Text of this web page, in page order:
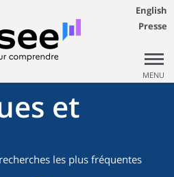
English
Presse
MENU
et
les plus fréquentes